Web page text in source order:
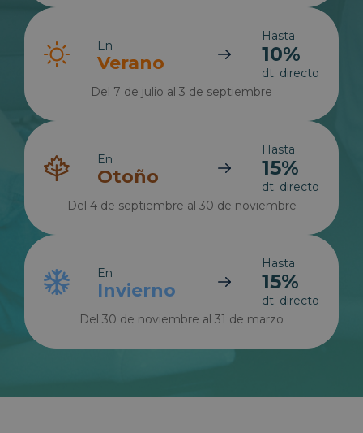
En
Verano
Hasta
10%
dt. directo
Del 7 de julio al 3 de septiembre
En
Otoño
Hasta
15%
dt. directo
Del 4 de septiembre al 30 de noviembre
En
Invierno
Hasta
15%
dt. directo
Del 30 de noviembre al 31 de marzo